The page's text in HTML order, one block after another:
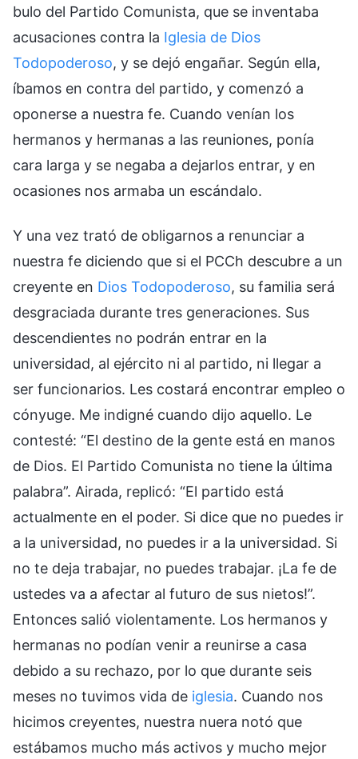
bulo del Partido Comunista, que se inventaba
acusaciones contra la Iglesia de Dios
Todopoderoso, y se dejó engañar. Según ella,
íbamos en contra del partido, y comenzó a
oponerse a nuestra fe. Cuando venían los
hermanos y hermanas a las reuniones, ponía
cara larga y se negaba a dejarlos entrar, y en
ocasiones nos armaba un escándalo.
Y una vez trató de obligarnos a renunciar a
nuestra fe diciendo que si el PCCh descubre a un
creyente en Dios Todopoderoso, su familia será
desgraciada durante tres generaciones. Sus
descendientes no podrán entrar en la
universidad, al ejército ni al partido, ni llegar a
ser funcionarios. Les costará encontrar empleo o
cónyuge. Me indigné cuando dijo aquello. Le
contesté: “El destino de la gente está en manos
de Dios. El Partido Comunista no tiene la última
palabra”. Airada, replicó: “El partido está
actualmente en el poder. Si dice que no puedes ir
a la universidad, no puedes ir a la universidad. Si
no te deja trabajar, no puedes trabajar. ¡La fe de
ustedes va a afectar al futuro de sus nietos!”.
Entonces salió violentamente. Los hermanos y
hermanas no podían venir a reunirse a casa
debido a su rechazo, por lo que durante seis
meses no tuvimos vida de iglesia. Cuando nos
hicimos creyentes, nuestra nuera notó que
estábamos mucho más activos y mucho mejor